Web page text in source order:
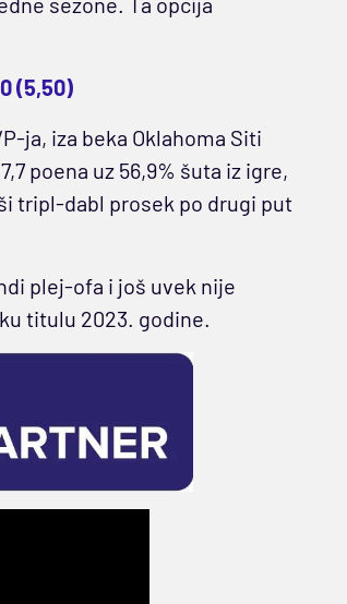
(5,50)
ja, iza beka Oklahoma Siti
poena uz 56,9% šuta iz igre,
tripl-dabl prosek po drugi put
plej-ofa i još uvek nije
titulu 2023. godine.